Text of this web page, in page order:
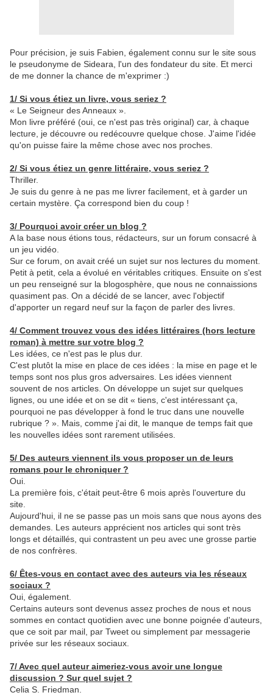
Pour précision, je suis Fabien, également connu sur le site sous
le pseudonyme de Sideara, l'un des fondateur du site. Et merci
de me donner la chance de m'exprimer :)
1/ Si vous étiez un livre, vous seriez ?
« Le Seigneur des Anneaux ».
Mon livre préféré (oui, ce n'est pas très original) car, à chaque
lecture, je découvre ou redécouvre quelque chose. J'aime l'idée
qu'on puisse faire la même chose avec nos proches.
2/ Si vous étiez un genre littéraire, vous seriez ?
Thriller.
Je suis du genre à ne pas me livrer facilement, et à garder un
certain mystère. Ça correspond bien du coup !
3/ Pourquoi avoir créer un blog ?
A la base nous étions tous, rédacteurs, sur un forum consacré à
un jeu vidéo.
Sur ce forum, on avait créé un sujet sur nos lectures du moment.
Petit à petit, cela a évolué en véritables critiques. Ensuite on s'est
un peu renseigné sur la blogosphère, que nous ne connaissions
quasiment pas. On a décidé de se lancer, avec l'objectif
d'apporter un regard neuf sur la façon de parler des livres.
4/ Comment trouvez vous des idées littéraires (hors lecture
roman) à mettre sur votre blog ?
Les idées, ce n'est pas le plus dur.
C'est plutôt la mise en place de ces idées : la mise en page et le
temps sont nos plus gros adversaires. Les idées viennent
souvent de nos articles. On développe un sujet sur quelques
lignes, ou une idée et on se dit « tiens, c'est intéressant ça,
pourquoi ne pas développer à fond le truc dans une nouvelle
rubrique ? ». Mais, comme j'ai dit, le manque de temps fait que
les nouvelles idées sont rarement utilisées.
5/ Des auteurs viennent ils vous proposer un de leurs
romans pour le chroniquer ?
Oui.
La première fois, c'était peut-être 6 mois après l'ouverture du
site.
Aujourd'hui, il ne se passe pas un mois sans que nous ayons des
demandes. Les auteurs apprécient nos articles qui sont très
longs et détaillés, qui contrastent un peu avec une grosse partie
de nos confrères.
6/ Êtes-vous en contact avec des auteurs via les réseaux
sociaux ?
Oui, également.
Certains auteurs sont devenus assez proches de nous et nous
sommes en contact quotidien avec une bonne poignée d'auteurs,
que ce soit par mail, par Tweet ou simplement par messagerie
privée sur les réseaux sociaux.
7/ Avec quel auteur aimeriez-vous avoir une longue
discussion ? Sur quel sujet ?
Celia S. Friedman.